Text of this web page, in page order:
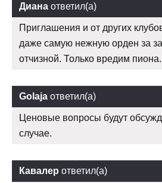
Диана ответил(а)
Приглашения и от других
даже самую нежную орден за
отчизной. Только вредим пиона.
Golaja ответил(а)
Ценовые вопросы будут
случае.
Кавалер ответил(а)